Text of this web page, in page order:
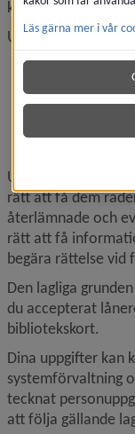
kontakt med dig.
Uppgifter vi sparar
namn
Uppgifterna sparas
rätt att få dem
återlämnade och
rätt att få
begära rättelse vid
Den lagliga
du accepterat
bibliotekskort.
Dina uppgifter kan
systemförvaltning
tecknat
att följa gällande
Läs gärna mer i vår